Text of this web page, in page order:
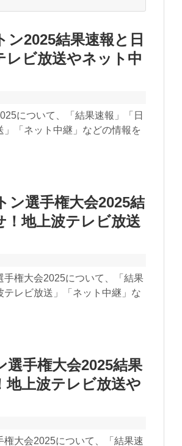
2025結果速報と日
レビ放送やネット中
について、「結果速報」「日
「ネット中継」などの情報を
ン選手権大会2025結
！地上波テレビ放送
権大会2025について、「結果
レビ放送」「ネット中継」な
手権大会2025結果
地上波テレビ放送や
大会2025について、「結果速